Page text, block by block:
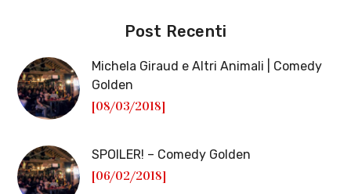
Post Recenti
Michela Giraud e Altri Animali | Comedy
Golden
[08/03/2018]
SPOILER! – Comedy Golden
[06/02/2018]